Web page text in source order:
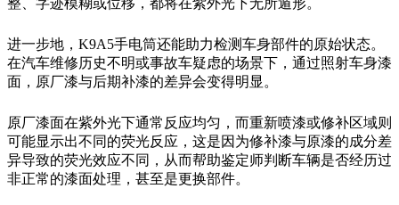
进一步地，K9A5手电筒还能助力检测车身部件的原始状态。
在汽车维修历史不明或事故车疑虑的场景下，通过照射车身漆
面，原厂漆与后期补漆的差异会变得明显。
原厂漆面在紫外光下通常反应均匀，而重新喷漆或修补区域则
可能显示出不同的荧光反应，这是因为修补漆与原漆的成分差
异导致的荧光效应不同，从而帮助鉴定师判断车辆是否经历过
非正常的漆面处理，甚至是更换部件。